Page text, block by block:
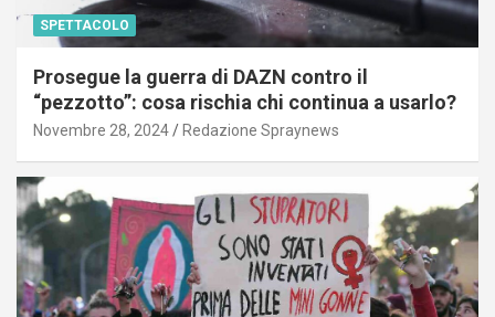
SPETTACOLO
Prosegue la guerra di DAZN contro il
“pezzotto”: cosa rischia chi continua a usarlo?
Novembre 28, 2024 Redazione Spraynews